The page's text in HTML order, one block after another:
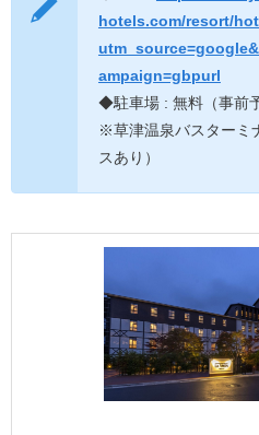
hotels.com/resort/
ampaign=gbpurl
◆駐車場 : 無料（事前
※草津温泉バスターミ
スあり）